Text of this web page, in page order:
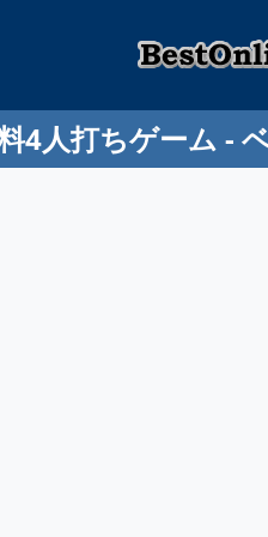
4人打ちゲーム -